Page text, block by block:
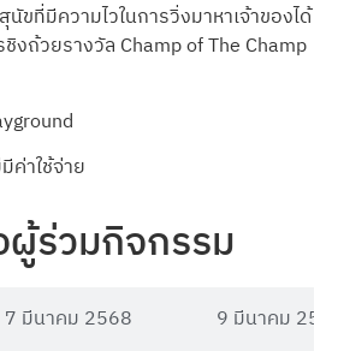
ขที่มีความไวในการวิ่งมาหาเจ้าของได้
งถ้วยรางวัล Champ of The Champ
ค่าใช้จ่าย
ผู้ร่วมกิจกรรม
7 มีนาคม​ 2568 9 มีนาคม​